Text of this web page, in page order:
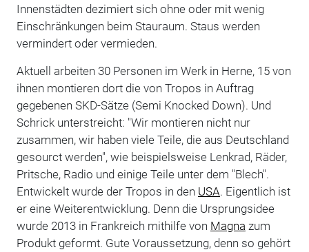
Innenstädten dezimiert sich ohne oder mit wenig
Einschränkungen beim Stauraum. Staus werden
vermindert oder vermieden.
Aktuell arbeiten 30 Personen im Werk in Herne, 15 von
ihnen montieren dort die von Tropos in Auftrag
gegebenen SKD-Sätze (Semi Knocked Down). Und
Schrick unterstreicht: "Wir montieren nicht nur
zusammen, wir haben viele Teile, die aus Deutschland
gesourct werden", wie beispielsweise Lenkrad, Räder,
Pritsche, Radio und einige Teile unter dem "Blech".
Entwickelt wurde der Tropos in den USA. Eigentlich ist
er eine Weiterentwicklung. Denn die Ursprungsidee
wurde 2013 in Frankreich mithilfe von Magna zum
Produkt geformt. Gute Voraussetzung, denn so gehört